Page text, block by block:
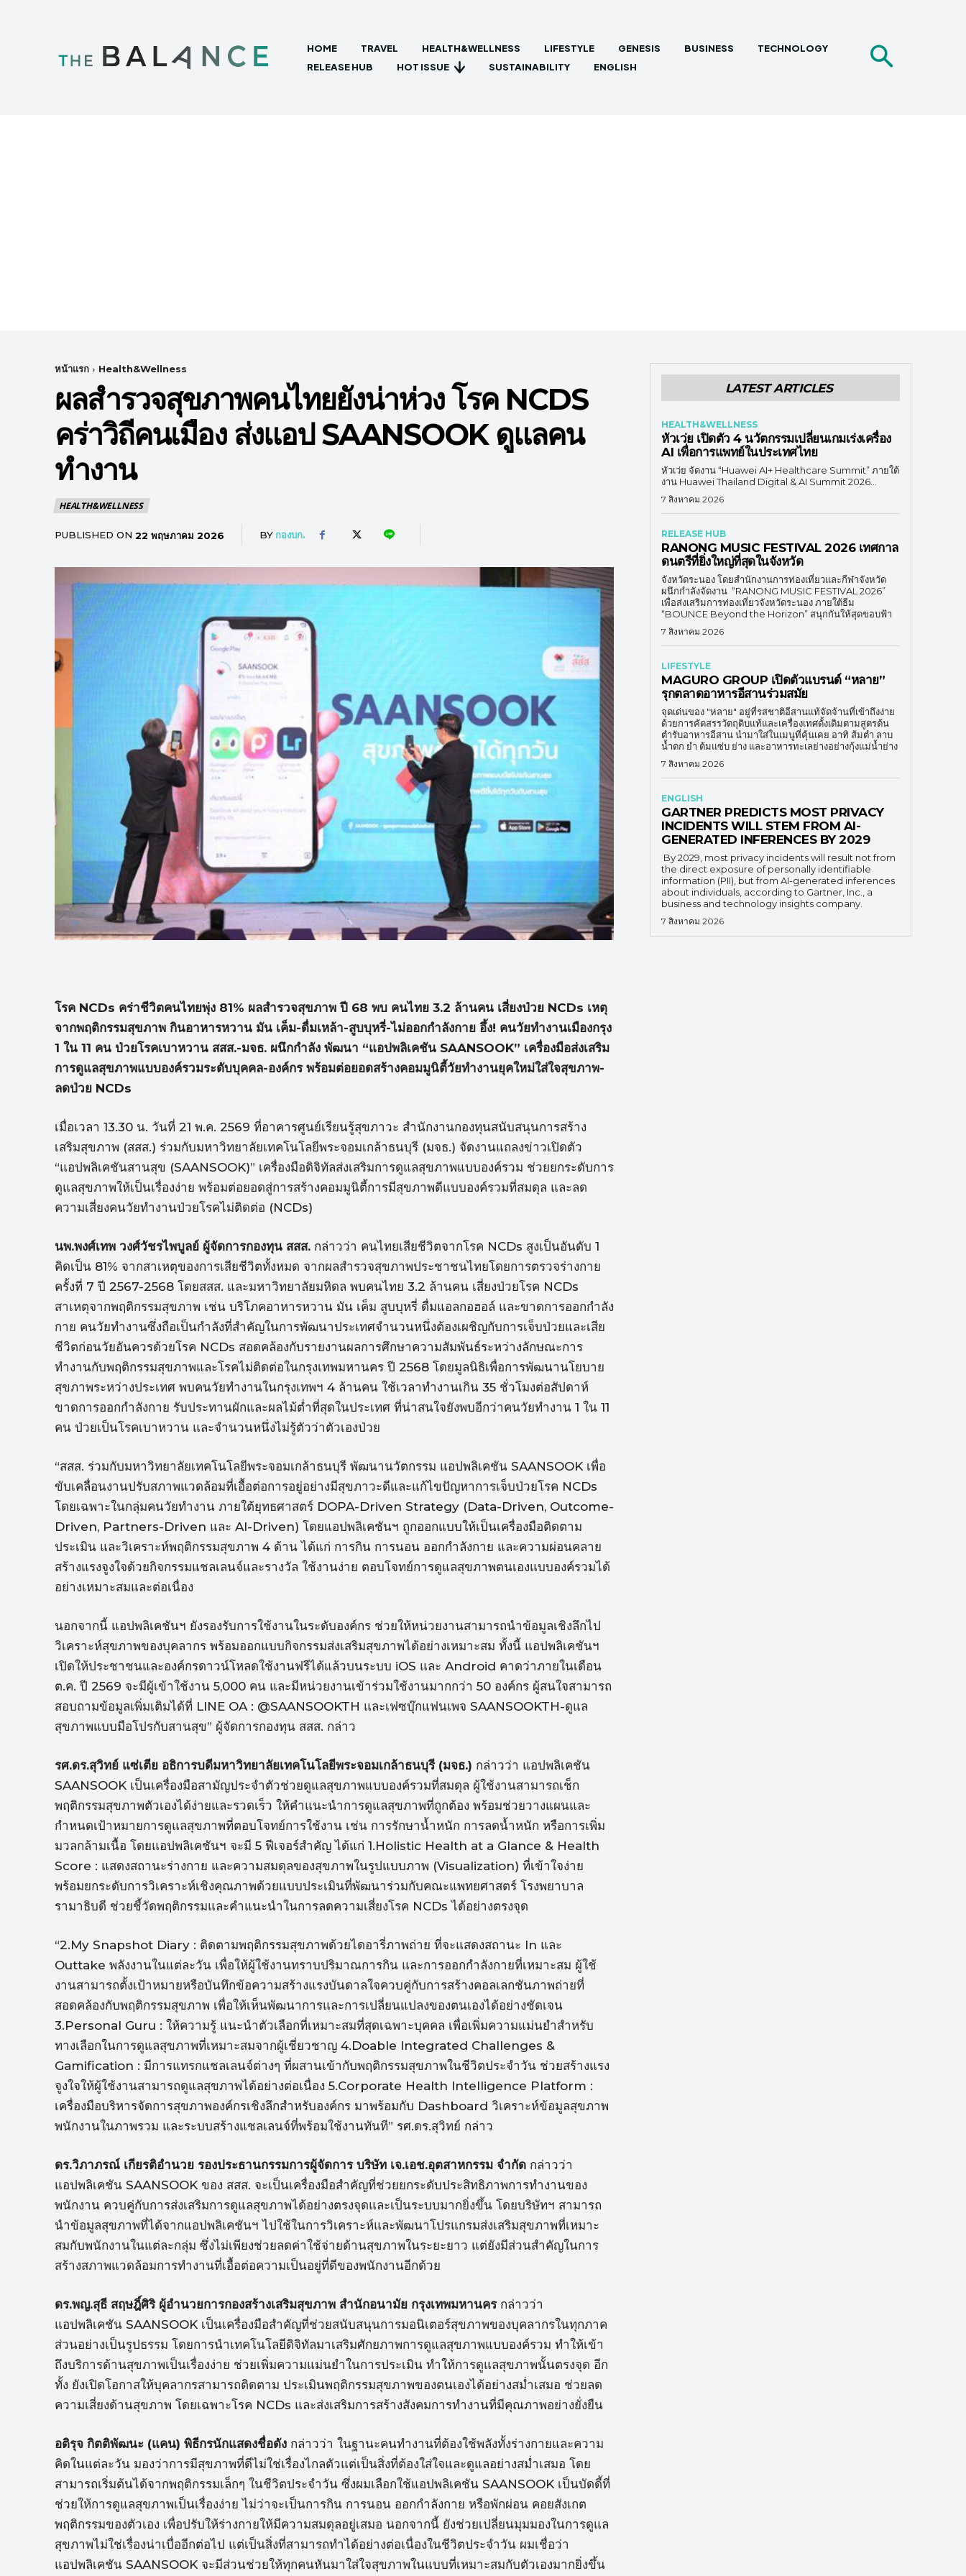
HOME TRAVEL HEALTH&WELLNESS LIFESTYLE GENESIS BUSINESS
TECHNOLOGY
RELEASE HUB
HOT ISSUE SUSTAINABILITY ENGLISH
หน้าแรก Health&Wellness
ผลสำรวจสุขภาพคนไทยยังน่าห่วง โรค NCDS
คร่าวิถีคนเมือง ส่งแอป SAANSOOK ดูแลคน
ทำงาน
HEALTH&WELLNESS
PUBLISHED ON 22 พฤษภาคม 2026 BY กองบก.
โรค NCDs คร่าชีวิตคนไทยพุ่ง 81% ผลสำรวจสุขภาพ ปี 68 พบ คนไทย 3.2 ล้านคน เสี่ยงป่วย NCDs เหตุ
จากพฤติกรรมสุขภาพ กินอาหารหวาน มัน เค็ม-ดื่มเหล้า-สูบบุหรี่-ไม่ออกกำลังกาย อึ้ง! คนวัยทำงานเมืองกรุง
1 ใน 11 คน ป่วยโรคเบาหวาน สสส.-มจธ. ผนึกกำลัง พัฒนา “แอปพลิเคชัน SAANSOOK” เครื่องมือส่งเสริม
การดูแลสุขภาพแบบองค์รวมระดับบุคคล-องค์กร พร้อมต่อยอดสร้างคอมมูนิตี้วัยทำงานยุคใหม่ใส่ใจสุขภาพ-
ลดป่วย NCDs
เมื่อเวลา 13.30 น. วันที่ 21 พ.ค. 2569 ที่อาคารศูนย์เรียนรู้สุขภาวะ สำนักงานกองทุนสนับสนุนการสร้าง
เสริมสุขภาพ (สสส.) ร่วมกับมหาวิทยาลัยเทคโนโลยีพระจอมเกล้าธนบุรี (มจธ.) จัดงานแถลงข่าวเปิดตัว
“แอปพลิเคชันสานสุข (SAANSOOK)” เครื่องมือดิจิทัลส่งเสริมการดูแลสุขภาพแบบองค์รวม ช่วยยกระดับการ
ดูแลสุขภาพให้เป็นเรื่องง่าย พร้อมต่อยอดสู่การสร้างคอมมูนิตี้การมีสุขภาพดีแบบองค์รวมที่สมดุล และลด
ความเสี่ยงคนวัยทำงานป่วยโรคไม่ติดต่อ (NCDs)
นพ.พงศ์เทพ วงศ์วัชรไพบูลย์ ผู้จัดการกองทุน สสส. กล่าวว่า คนไทยเสียชีวิตจากโรค NCDs สูงเป็นอันดับ 1
คิดเป็น 81% จากสาเหตุของการเสียชีวิตทั้งหมด จากผลสำรวจสุขภาพประชาชนไทยโดยการตรวจร่างกาย
ครั้งที่ 7 ปี 2567-2568 โดยสสส. และมหาวิทยาลัยมหิดล พบคนไทย 3.2 ล้านคน เสี่ยงป่วยโรค NCDs
สาเหตุจากพฤติกรรมสุขภาพ เช่น บริโภคอาหารหวาน มัน เค็ม สูบบุหรี่ ดื่มแอลกอฮอล์ และขาดการออกกำลัง
กาย คนวัยทำงานซึ่งถือเป็นกำลังที่สำคัญในการพัฒนาประเทศจำนวนหนึ่งต้องเผชิญกับการเจ็บป่วยและเสีย
ชีวิตก่อนวัยอันควรด้วยโรค NCDs สอดคล้องกับรายงานผลการศึกษาความสัมพันธ์ระหว่างลักษณะการ
ทำงานกับพฤติกรรมสุขภาพและโรคไม่ติดต่อในกรุงเทพมหานคร ปี 2568 โดยมูลนิธิเพื่อการพัฒนานโยบาย
สุขภาพระหว่างประเทศ พบคนวัยทำงานในกรุงเทพฯ 4 ล้านคน ใช้เวลาทำงานเกิน 35 ชั่วโมงต่อสัปดาห์
ขาดการออกกำลังกาย รับประทานผักและผลไม้ต่ำที่สุดในประเทศ ที่น่าสนใจยังพบอีกว่าคนวัยทำงาน 1 ใน 11
คน ป่วยเป็นโรคเบาหวาน และจำนวนหนึ่งไม่รู้ตัวว่าตัวเองป่วย
“สสส. ร่วมกับมหาวิทยาลัยเทคโนโลยีพระจอมเกล้าธนบุรี พัฒนานวัตกรรม แอปพลิเคชัน SAANSOOK เพื่อ
ขับเคลื่อนงานปรับสภาพแวดล้อมที่เอื้อต่อการอยู่อย่างมีสุขภาวะดีและแก้ไขปัญหาการเจ็บป่วยโรค NCDs
โดยเฉพาะในกลุ่มคนวัยทำงาน ภายใต้ยุทธศาสตร์ DOPA-Driven Strategy (Data-Driven, Outcome-
Driven, Partners-Driven และ AI-Driven) โดยแอปพลิเคชันฯ ถูกออกแบบให้เป็นเครื่องมือติดตาม
ประเมิน และวิเคราะห์พฤติกรรมสุขภาพ 4 ด้าน ได้แก่ การกิน การนอน ออกกำลังกาย และความผ่อนคลาย
สร้างแรงจูงใจด้วยกิจกรรมแชลเลนจ์และรางวัล ใช้งานง่าย ตอบโจทย์การดูแลสุขภาพตนเองแบบองค์รวมได้
อย่างเหมาะสมและต่อเนื่อง
นอกจากนี้ แอปพลิเคชันฯ ยังรองรับการใช้งานในระดับองค์กร ช่วยให้หน่วยงานสามารถนำข้อมูลเชิงลึกไป
วิเคราะห์สุขภาพของบุคลากร พร้อมออกแบบกิจกรรมส่งเสริมสุขภาพได้อย่างเหมาะสม ทั้งนี้ แอปพลิเคชันฯ
เปิดให้ประชาชนและองค์กรดาวน์โหลดใช้งานฟรีได้แล้วบนระบบ iOS และ Android คาดว่าภายในเดือน
ต.ค. ปี 2569 จะมีผู้เข้าใช้งาน 5,000 คน และมีหน่วยงานเข้าร่วมใช้งานมากกว่า 50 องค์กร ผู้สนใจสามารถ
สอบถามข้อมูลเพิ่มเติมได้ที่ LINE OA : @SAANSOOKTH และเฟซบุ๊กแฟนเพจ SAANSOOKTH-ดูแล
สุขภาพแบบมือโปรกับสานสุข” ผู้จัดการกองทุน สสส. กล่าว
รศ.ดร.สุวิทย์ แซ่เตีย อธิการบดีมหาวิทยาลัยเทคโนโลยีพระจอมเกล้าธนบุรี (มจธ.) กล่าวว่า แอปพลิเคชัน
SAANSOOK เป็นเครื่องมือสามัญประจำตัวช่วยดูแลสุขภาพแบบองค์รวมที่สมดุล ผู้ใช้งานสามารถเช็ก
พฤติกรรมสุขภาพตัวเองได้ง่ายและรวดเร็ว ให้คำแนะนำการดูแลสุขภาพที่ถูกต้อง พร้อมช่วยวางแผนและ
กำหนดเป้าหมายการดูแลสุขภาพที่ตอบโจทย์การใช้งาน เช่น การรักษาน้ำหนัก การลดน้ำหนัก หรือการเพิ่ม
มวลกล้ามเนื้อ โดยแอปพลิเคชันฯ จะมี 5 ฟีเจอร์สำคัญ ได้แก่ 1.Holistic Health at a Glance & Health
Score : แสดงสถานะร่างกาย และความสมดุลของสุขภาพในรูปแบบภาพ (Visualization) ที่เข้าใจง่าย
พร้อมยกระดับการวิเคราะห์เชิงคุณภาพด้วยแบบประเมินที่พัฒนาร่วมกับคณะแพทยศาสตร์ โรงพยาบาล
รามาธิบดี ช่วยชี้วัดพฤติกรรมและคำแนะนำในการลดความเสี่ยงโรค NCDs ได้อย่างตรงจุด
“2.My Snapshot Diary : ติดตามพฤติกรรมสุขภาพด้วยไดอารี่ภาพถ่าย ที่จะแสดงสถานะ In และ
Outtake พลังงานในแต่ละวัน เพื่อให้ผู้ใช้งานทราบปริมาณการกิน และการออกกำลังกายที่เหมาะสม ผู้ใช้
งานสามารถตั้งเป้าหมายหรือบันทึกข้อความสร้างแรงบันดาลใจควบคู่กับการสร้างคอลเลกชันภาพถ่ายที่
สอดคล้องกับพฤติกรรมสุขภาพ เพื่อให้เห็นพัฒนาการและการเปลี่ยนแปลงของตนเองได้อย่างชัดเจน
3.Personal Guru : ให้ความรู้ แนะนำตัวเลือกที่เหมาะสมที่สุดเฉพาะบุคคล เพื่อเพิ่มความแม่นยำสำหรับ
ทางเลือกในการดูแลสุขภาพที่เหมาะสมจากผู้เชี่ยวชาญ 4.Doable Integrated Challenges &
Gamification : มีการแทรกแชลเลนจ์ต่างๆ ที่ผสานเข้ากับพฤติกรรมสุขภาพในชีวิตประจำวัน ช่วยสร้างแรง
จูงใจให้ผู้ใช้งานสามารถดูแลสุขภาพได้อย่างต่อเนื่อง 5.Corporate Health Intelligence Platform :
เครื่องมือบริหารจัดการสุขภาพองค์กรเชิงลึกสำหรับองค์กร มาพร้อมกับ Dashboard วิเคราะห์ข้อมูลสุขภาพ
พนักงานในภาพรวม และระบบสร้างแชลเลนจ์ที่พร้อมใช้งานทันที” รศ.ดร.สุวิทย์ กล่าว
ดร.วิภาภรณ์ เกียรติอำนวย รองประธานกรรมการผู้จัดการ บริษัท เจ.เอช.อุตสาหกรรม จำกัด กล่าวว่า
แอปพลิเคชัน SAANSOOK ของ สสส. จะเป็นเครื่องมือสำคัญที่ช่วยยกระดับประสิทธิภาพการทำงานของ
พนักงาน ควบคู่กับการส่งเสริมการดูแลสุขภาพได้อย่างตรงจุดและเป็นระบบมากยิ่งขึ้น โดยบริษัทฯ สามารถ
นำข้อมูลสุขภาพที่ได้จากแอปพลิเคชันฯ ไปใช้ในการวิเคราะห์และพัฒนาโปรแกรมส่งเสริมสุขภาพที่เหมาะ
สมกับพนักงานในแต่ละกลุ่ม ซึ่งไม่เพียงช่วยลดค่าใช้จ่ายด้านสุขภาพในระยะยาว แต่ยังมีส่วนสำคัญในการ
สร้างสภาพแวดล้อมการทำงานที่เอื้อต่อความเป็นอยู่ที่ดีของพนักงานอีกด้วย
ดร.พญ.สุธี สฤษฎิ์ศิริ ผู้อำนวยการกองสร้างเสริมสุขภาพ สำนักอนามัย กรุงเทพมหานครกล่าวว่า
แอปพลิเคชัน SAANSOOK เป็นเครื่องมือสำคัญที่ช่วยสนับสนุนการมอนิเตอร์สุขภาพของบุคลากรในทุกภาค
ส่วนอย่างเป็นรูปธรรม โดยการนำเทคโนโลยีดิจิทัลมาเสริมศักยภาพการดูแลสุขภาพแบบองค์รวม ทำให้เข้า
ถึงบริการด้านสุขภาพเป็นเรื่องง่าย ช่วยเพิ่มความแม่นยำในการประเมิน ทำให้การดูแลสุขภาพนั้นตรงจุด อีก
ทั้ง ยังเปิดโอกาสให้บุคลากรสามารถติดตาม ประเมินพฤติกรรมสุขภาพของตนเองได้อย่างสม่ำเสมอ ช่วยลด
ความเสี่ยงด้านสุขภาพ โดยเฉพาะโรค NCDs และส่งเสริมการสร้างสังคมการทำงานที่มีคุณภาพอย่างยั่งยืน
อติรุจ กิตติพัฒนะ (แคน) พิธีกรนักแสดงชื่อดัง กล่าวว่า ในฐานะคนทำงานที่ต้องใช้พลังทั้งร่างกายและความ
คิดในแต่ละวัน มองว่าการมีสุขภาพที่ดีไม่ใช่เรื่องไกลตัวแต่เป็นสิ่งที่ต้องใส่ใจและดูแลอย่างสม่ำเสมอ โดย
สามารถเริ่มต้นได้จากพฤติกรรมเล็กๆ ในชีวิตประจำวัน ซึ่งผมเลือกใช้แอปพลิเคชัน SAANSOOK เป็นบัดดี้ที่
ช่วยให้การดูแลสุขภาพเป็นเรื่องง่าย ไม่ว่าจะเป็นการกิน การนอน ออกกำลังกาย หรือพักผ่อน คอยสังเกต
พฤติกรรมของตัวเอง เพื่อปรับให้ร่างกายให้มีความสมดุลอยู่เสมอ นอกจากนี้ ยังช่วยเปลี่ยนมุมมองในการดูแล
สุขภาพไม่ใช่เรื่องน่าเบื่ออีกต่อไป แต่เป็นสิ่งที่สามารถทำได้อย่างต่อเนื่องในชีวิตประจำวัน ผมเชื่อว่า
แอปพลิเคชัน SAANSOOK จะมีส่วนช่วยให้ทุกคนหันมาใส่ใจสุขภาพในแบบที่เหมาะสมกับตัวเองมากยิ่งขึ้น
LATEST ARTICLES
HEALTH&WELLNESS
หัวเว่ย เปิดตัว 4 นวัตกรรมเปลี่ยนเกมเร่งเครื่อง
AI เพื่อการแพทย์ในประเทศไทย
หัวเว่ย จัดงาน “Huawei AI+ Healthcare Summit” ภายใต้
งาน Huawei Thailand Digital & AI Summit 2026...
7 สิงหาคม 2026
RELEASE HUB
RANONG MUSIC FESTIVAL 2026 เทศกาล
ดนตรีที่ยิ่งใหญ่ที่สุดในจังหวัด
จังหวัดระนอง โดยสำนักงานการท่องเที่ยวและกีฬาจังหวัด
ผนึกกำลังจัดงาน “RANONG MUSIC FESTIVAL 2026”
เพื่อส่งเสริมการท่องเที่ยวจังหวัดระนอง ภายใต้ธีม
“BOUNCE Beyond the Horizon” สนุกกันให้สุดขอบฟ้า
7 สิงหาคม 2026
LIFESTYLE
MAGURO GROUP เปิดตัวแบรนด์ “หลาย”
รุกตลาดอาหารอีสานร่วมสมัย
จุดเด่นของ "หลาย" อยู่ที่รสชาติอีสานแท้จัดจ้านที่เข้าถึงง่าย
ด้วยการคัดสรรวัตถุดิบแท้และเครื่องเทศดั้งเดิมตามสูตรต้น
ตำรับอาหารอีสาน นำมาใส่ในเมนูที่คุ้นเคย อาทิ ส้มตำ ลาบ
น้ำตก ยำ ต้มแซ่บ ย่าง และอาหารทะเลย่างอย่างกุ้งแม่น้ำย่าง
7 สิงหาคม 2026
ENGLISH
GARTNER PREDICTS MOST PRIVACY
INCIDENTS WILL STEM FROM AI-
GENERATED INFERENCES BY 2029
By 2029, most privacy incidents will result not from
the direct exposure of personally identifiable
information (PII), but from AI-generated inferences
about individuals, according to Gartner, Inc., a
business and technology insights company.
7 สิงหาคม 2026